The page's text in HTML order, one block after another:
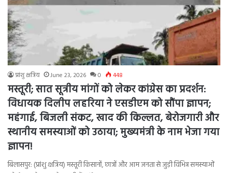
प्रांशु क्षत्रिय June 23, 2026 0 448
मस्तूरी; सात सूत्रीय मांगों को लेकर कांग्रेस का प्रदर्शन:
विधायक दिलीप लहरिया ने एसडीएम को सौंपा ज्ञापन;
महंगाई, बिजली संकट, खाद की किल्लत, बेरोजगारी और
स्थानीय समस्याओं को उठाया; मुख्यमंत्री के नाम भेजा गया
ज्ञापन!
बिलासपुर: (प्रांशु क्षत्रिय) मस्तूरी किसानों, छात्रों और आम जनता से जुड़ी विभिन्न समस्याओं